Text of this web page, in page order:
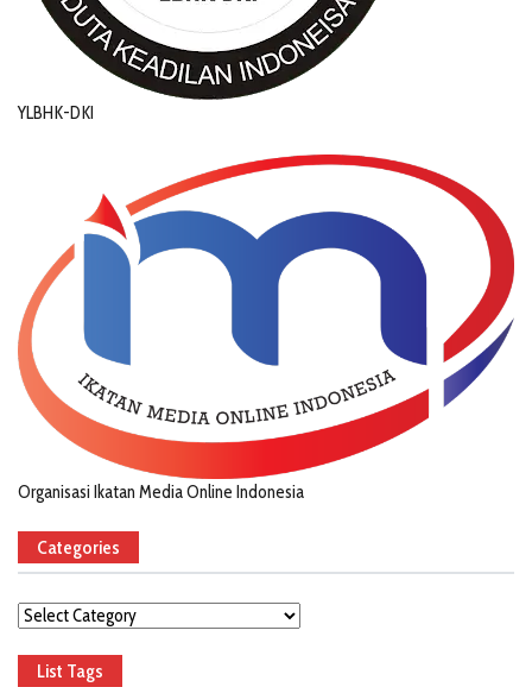
YLBHK-DKI
Organisasi Ikatan Media Online Indonesia
Categories
Categories
List Tags